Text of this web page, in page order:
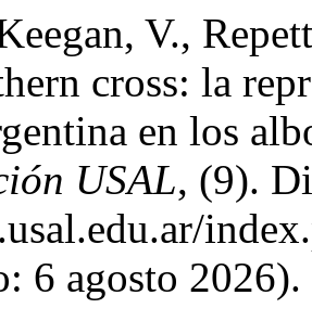
V.,
cross: la
en los
USAL, (9).
6 agosto 2026).